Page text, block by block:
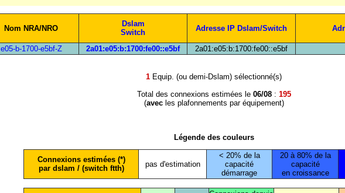
Nom NRA/NRO
Dslam
Switch
Adresse IP Dslam/Switch
e05-b-1700-e5bf-Z 2a01:e05:b:1700:fe00::e5bf 2a01:e05:b:1700:fe00::e5bf
1 Equip. (ou demi-Dslam) sélectionné(s)
Total des connexions estimées le 06/08: 195
(avecles plafonnements par équipement)
Légende des couleurs
Connexions estimées (*)
par dslam / (switch ftth)
pas d'estimation
< 20% de la
capacité
démarrage
20 à 80% de la
capacité
en croissance